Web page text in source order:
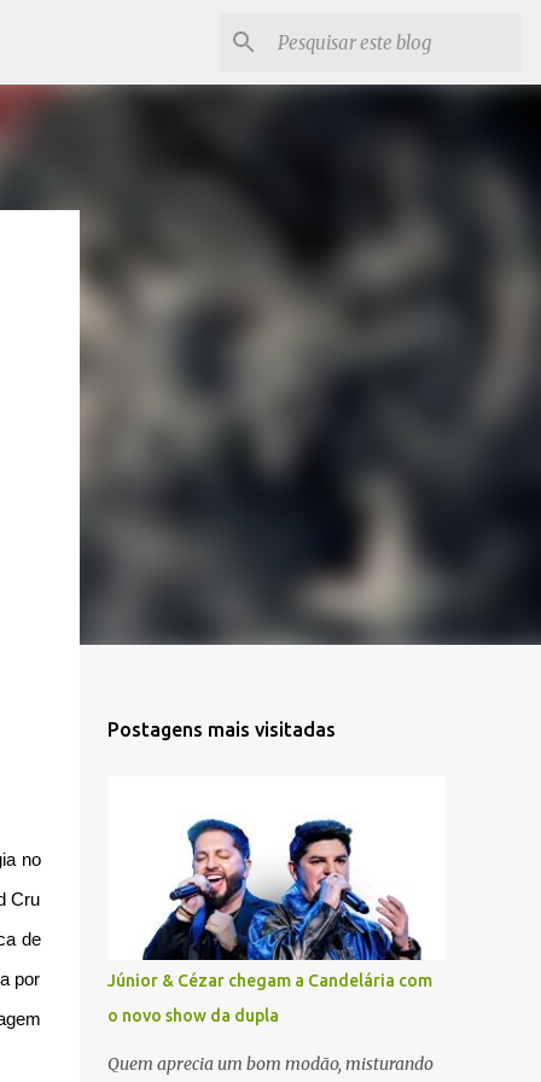
no
Cru
de
por
Postagens mais visitadas
Júnior & Cézar chegam a Candelária com
o novo show da dupla
Quem aprecia um bom modão, misturando